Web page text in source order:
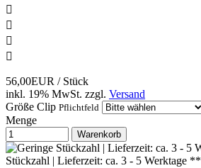




56,00EUR / Stück
inkl. 19% MwSt. zzgl. Versand
Größe Clip Pflichtfeld
Menge
Warenkorb
Stückzahl | Lieferzeit: ca. 3 - 5 Werktage **